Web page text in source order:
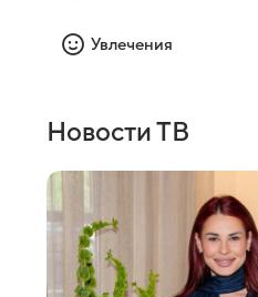
Увлечения
Новости ТВ